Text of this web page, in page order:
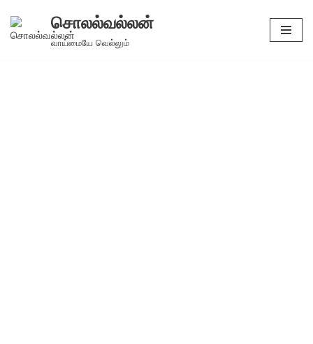
Skip
சொலல்வல்லன்
வாய்மையே வெல்லும்